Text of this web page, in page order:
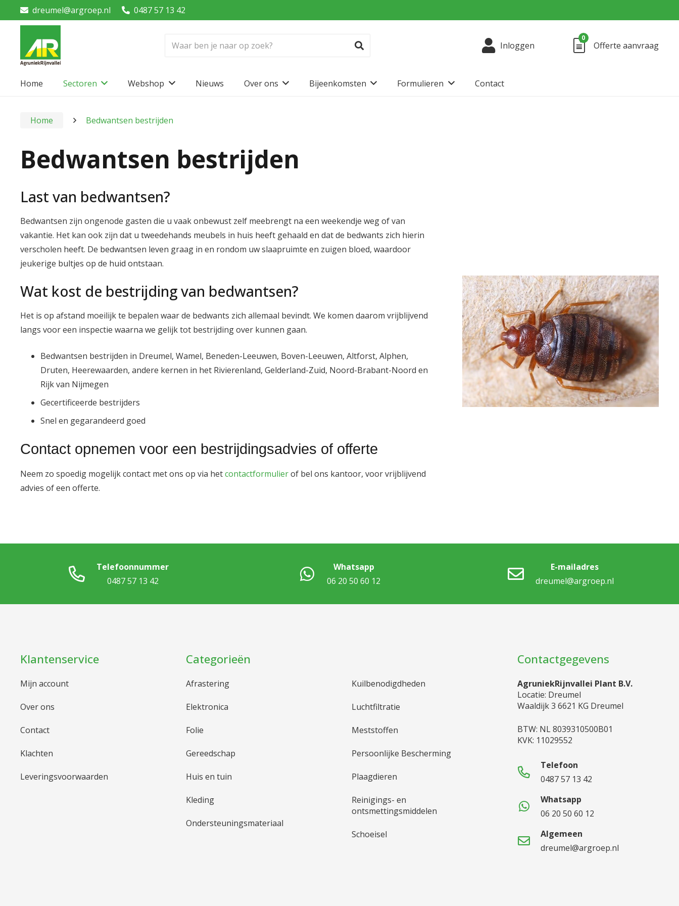
dreumel@argroep.nl 0487 57 13 42
Inloggen
0
Offerte aanvraag
Home Sectoren Webshop Nieuws Over ons Bijeenkomsten Formulieren Contact
Home Bedwantsen bestrijden
Bedwantsen bestrijden
Last van bedwantsen?
Bedwantsen zijn ongenode gasten die u vaak onbewust zelf meebrengt na een weekendje weg of van
vakantie. Het kan ook zijn dat u tweedehands meubels in huis heeft gehaald en dat de bedwants zich hierin
verscholen heeft. De bedwantsen leven graag in en rondom uw slaapruimte en zuigen bloed, waardoor
jeukerige bultjes op de huid ontstaan.
Wat kost de bestrijding van bedwantsen?
Het is op afstand moeilijk te bepalen waar de bedwants zich allemaal bevindt. We komen daarom vrijblijvend
langs voor een inspectie waarna we gelijk tot bestrijding over kunnen gaan.
Bedwantsen bestrijden in Dreumel, Wamel, Beneden-Leeuwen, Boven-Leeuwen, Altforst, Alphen,
Druten, Heerewaarden, andere kernen in het Rivierenland, Gelderland-Zuid, Noord-Brabant-Noord en
Rijk van Nijmegen
Gecertificeerde bestrijders
Snel en gegarandeerd goed
Contact opnemen voor een bestrijdingsadvies of offerte
Neem zo spoedig mogelijk contact met ons op via hetcontactformulierof bel ons kantoor, voor vrijblijvend
advies of een offerte.
Telefoonnummer
0487 57 13 42
Whatsapp
06 20 50 60 12
E-mailadres
dreumel@argroep.nl
Klantenservice
Mijn account
Over ons
Contact
Klachten
Leveringsvoorwaarden
Categorieën
Afrastering
Elektronica
Folie
Gereedschap
Huis en tuin
Kleding
Ondersteuningsmateriaal
Kuilbenodigdheden
Luchtfiltratie
Meststoffen
Persoonlijke Bescherming
Plaagdieren
Reinigings- en
ontsmettingsmiddelen
Schoeisel
Contactgegevens
AgruniekRijnvallei Plant B.V.
Locatie: Dreumel
Waaldijk 3 6621 KG Dreumel
BTW: NL 8039310500B01
KVK: 11029552
Telefoon
0487 57 13 42
Whatsapp
06 20 50 60 12
Algemeen
dreumel@argroep.nl